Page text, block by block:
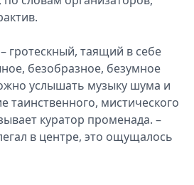
гротескный, таящий в себе
безобразное, безумное
услышать музыку шума и
таинственного, мистического
куратор променада. –
в центре, это ощущалось